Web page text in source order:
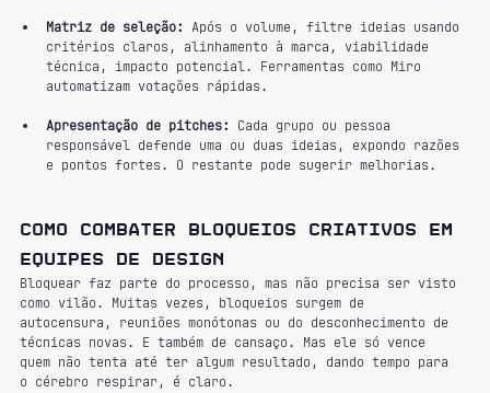
Matriz de seleção: Após o volume, filtre ideias usando
critérios claros, alinhamento à marca, viabilidade
técnica, impacto potencial. Ferramentas como Miro
automatizam votações rápidas.
Apresentação de pitches:
Cada grupo ou pessoa
responsável defende uma ou duas ideias, expondo razões
e pontos fortes. O restante pode sugerir melhorias.
Como combater bloqueios criativos em
equipes de design
Bloquear faz parte do processo, mas não precisa ser visto
como vilão. Muitas vezes, bloqueios surgem de
autocensura, reuniões monótonas ou do desconhecimento de
técnicas novas. E também de cansaço. Mas ele só vence
quem não tenta até ter algum resultado, dando tempo para
o cérebro respirar, é claro.